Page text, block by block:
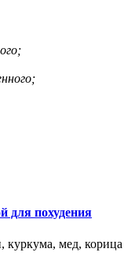
для похудения
куркума, мед, корица